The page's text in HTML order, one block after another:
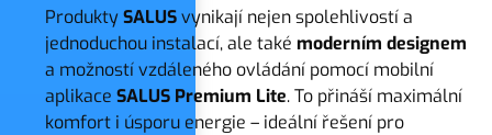
ProduktySALUSvynikají nejen spolehlivostí a
jednoduchou instalací, ale také moderním designem
a možností vzdáleného ovládání pomocí mobilní
aplikaceSALUS Premium Lite. To přináší maximální
komfort i úsporu energie – ideální řešení pro